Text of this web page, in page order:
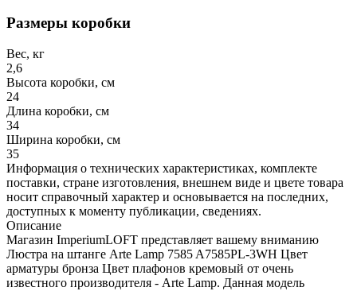
Размеры коробки
Вес, кг
2,6
Высота коробки, см
24
Длина коробки, см
34
Ширина коробки, см
35
Информация о технических характеристиках, комплекте
поставки, стране изготовления, внешнем виде и цвете товара
носит справочный характер и основывается на последних,
доступных к моменту публикации, сведениях.
Описание
Магазин ImperiumLOFT представляет вашему вниманию
Люстра на штанге Arte Lamp 7585 A7585PL-3WH Цвет
арматуры бронза Цвет плафонов кремовый от очень
известного производителя - Arte Lamp. Данная модель